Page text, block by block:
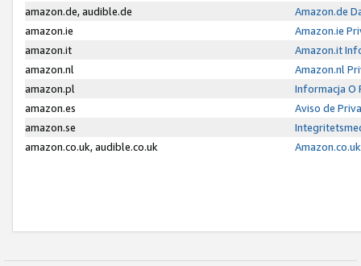
amazon.de, audible.de
Amazon.de
amazon.ie
Amazon.ie
amazon.it
Amazon.it
amazon.nl
Amazon.nl
amazon.pl
Informacja O
amazon.es
Aviso de
amazon.se
amazon.co.uk, audible.co.uk